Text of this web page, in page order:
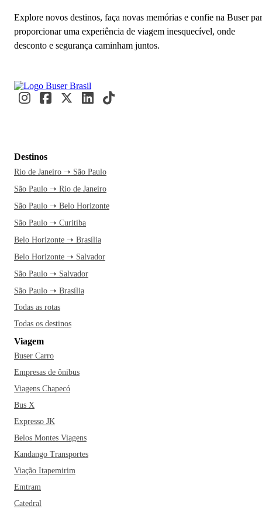
Explore novos destinos, faça novas memórias e confie na Buser
proporcionar uma experiência de viagem inesquecível, onde
desconto e segurança caminham juntos.
Destinos
Rio de Janeiro ➝ São Paulo
São Paulo ➝ Rio de Janeiro
São Paulo ➝ Belo Horizonte
São Paulo ➝ Curitiba
Belo Horizonte ➝ Brasília
Belo Horizonte ➝ Salvador
São Paulo ➝ Salvador
São Paulo ➝ Brasília
Todas as rotas
Todas os destinos
Viagem
Buser Carro
Empresas de ônibus
Viagens Chapecó
Bus X
Expresso JK
Belos Montes Viagens
Kandango Transportes
Viação Itapemirim
Emtram
Catedral